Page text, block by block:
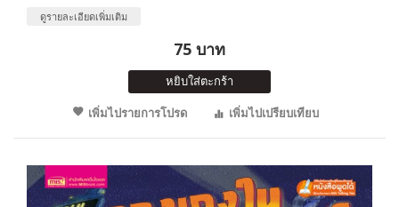
ดูรายละเอียดเพิ่มเติม
75 บาท
หยิบใส่ตะกร้า
เพิ่มไปรายการโปรด
เพิ่มไปเปรียบเทียบ